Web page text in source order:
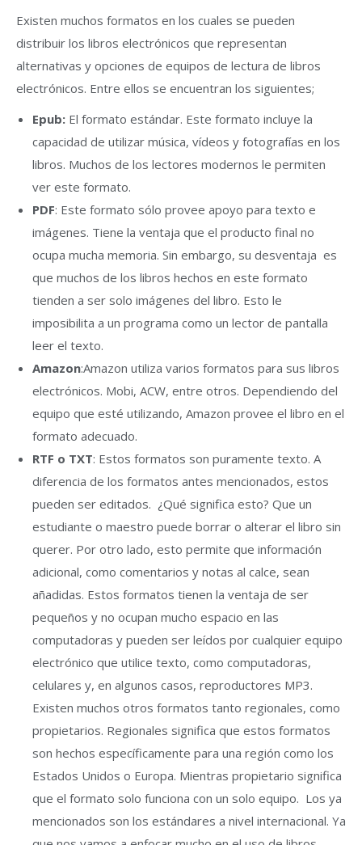
Existen muchos formatos en los cuales se pueden
distribuir los libros electrónicos que representan
alternativas y opciones de equipos de lectura de libros
electrónicos. Entre ellos se encuentran los siguientes;
Epub: El formato estándar. Este formato incluye la
capacidad de utilizar música, vídeos y fotografías en los
libros. Muchos de los lectores modernos le permiten
ver este formato.
PDF: Este formato sólo provee apoyo para texto e
imágenes. Tiene la ventaja que el producto final no
ocupa mucha memoria. Sin embargo, su desventaja es
que muchos de los libros hechos en este formato
tienden a ser solo imágenes del libro. Esto le
imposibilita a un programa como un lector de pantalla
leer el texto.
Amazon:Amazon utiliza varios formatos para sus libros
electrónicos. Mobi, ACW, entre otros. Dependiendo del
equipo que esté utilizando, Amazon provee el libro en el
formato adecuado.
RTF o TXT: Estos formatos son puramente texto. A
diferencia de los formatos antes mencionados, estos
pueden ser editados. ¿Qué significa esto? Que un
estudiante o maestro puede borrar o alterar el libro sin
querer. Por otro lado, esto permite que información
adicional, como comentarios y notas al calce, sean
añadidas. Estos formatos tienen la ventaja de ser
pequeños y no ocupan mucho espacio en las
computadoras y pueden ser leídos por cualquier equipo
electrónico que utilice texto, como computadoras,
celulares y, en algunos casos, reproductores MP3.
Existen muchos otros formatos tanto regionales, como
propietarios. Regionales significa que estos formatos
son hechos específicamente para una región como los
Estados Unidos o Europa. Mientras propietario significa
que el formato solo funciona con un solo equipo. Los ya
mencionados son los estándares a nivel internacional. Ya